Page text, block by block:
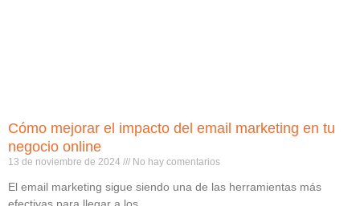
Cómo mejorar el impacto del email marketing en tu
negocio online
13 de noviembre de 2024 No hay comentarios
El email marketing sigue siendo una de las herramientas más